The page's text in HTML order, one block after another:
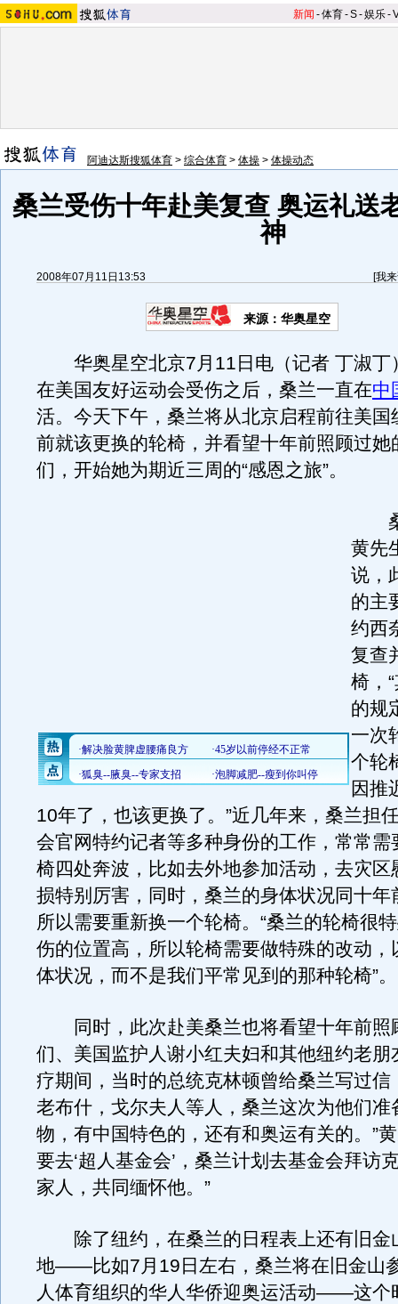
新闻 -体育-S-娱乐-
阿迪达斯搜狐体育 > 综合体育 > 体操 > 体操动态
桑兰受伤十年赴美复查 奥运礼送
神
2008年07月11日13:53 [我
来源：华奥星空
华奥星空北京7月11日电（记者 丁淑丁
在美国友好运动会受伤之后，桑兰一直在中
活。今天下午，桑兰将从北京启程前往美国
前就该更换的轮椅，并看望十年前照顾过她
们，开始她为期近三周的“感恩之旅”。
桑
黄先
说，
的主
约西
复查
椅，
的规
一次
个轮
因推
10年了，也该更换了。”近几年来，桑兰担
会官网特约记者等多种身份的工作，常常需
椅四处奔波，比如去外地参加活动，去灾区
损特别厉害，同时，桑兰的身体状况同十年
所以需要重新换一个轮椅。“桑兰的轮椅很
伤的位置高，所以轮椅需要做特殊的改动，
体状况，而不是我们平常见到的那种轮椅”。
同时，此次赴美桑兰也将看望十年前照
们、美国监护人谢小红夫妇和其他纽约老朋
疗期间，当时的总统克林顿曾给桑兰写过信
老布什，戈尔夫人等人，桑兰这次为他们准
物，有中国特色的，还有和奥运有关的。”
要去‘超人基金会’，桑兰计划去基金会拜访
家人，共同缅怀他。”
除了纽约，在桑兰的日程表上还有旧金
地——比如7月19日左右，桑兰将在旧金山
人体育组织的华人华侨迎奥运活动——这个